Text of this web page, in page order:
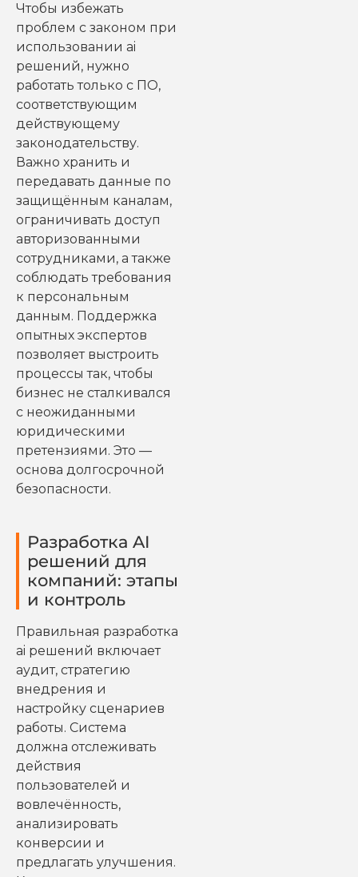
Чтобы избежать
проблем с законом при
использовании ai
решений, нужно
работать только с ПО,
соответствующим
действующему
законодательству.
Важно хранить и
передавать данные по
защищённым каналам,
ограничивать доступ
авторизованными
сотрудниками, а также
соблюдать требования
к персональным
данным. Поддержка
опытных экспертов
позволяет выстроить
процессы так, чтобы
бизнес не сталкивался
с неожиданными
юридическими
претензиями. Это —
основа долгосрочной
безопасности.
Разработка AI
решений для
компаний: этапы
и контроль
Правильная разработка
ai решений включает
аудит, стратегию
внедрения и
настройку сценариев
работы. Система
должна отслеживать
действия
пользователей и
вовлечённость,
анализировать
конверсии и
предлагать улучшения.